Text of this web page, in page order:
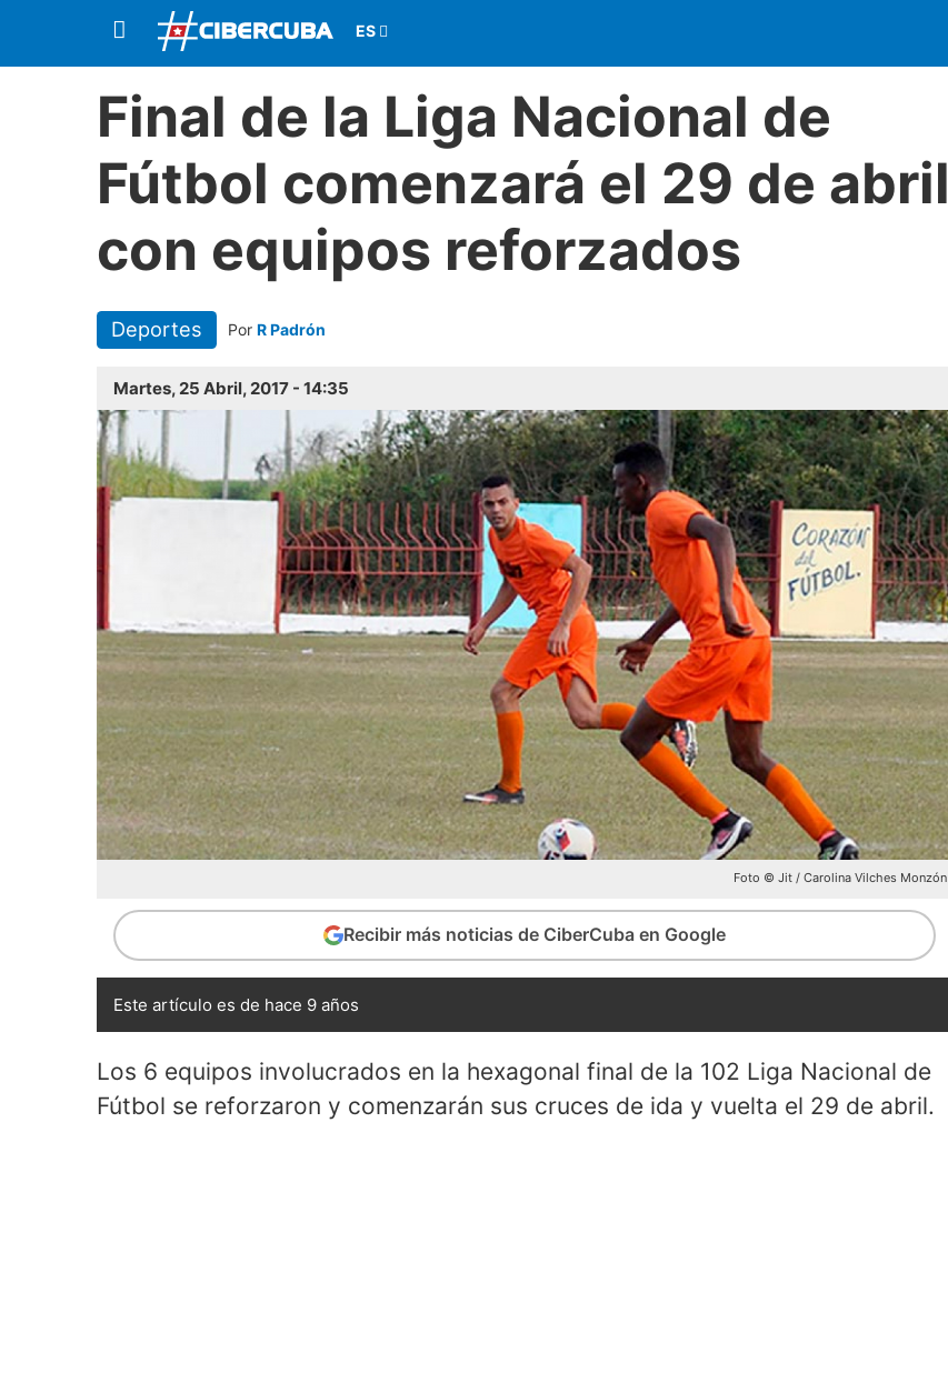
Final de la Liga Nacional de
Fútbol comenzará el 29 de abril
con equipos reforzados
Deportes Por R Padrón
Martes, 25 Abril, 2017 - 14:35
Foto © Jit / Carolina Vilches Monzón
Recibir más noticias de CiberCuba en Google
Este artículo es de hace 9 años
Los 6 equipos involucrados en la hexagonal final de la 102 Liga Nacional de
Fútbol se reforzaron y comenzarán sus cruces de ida y vuelta el 29 de abril.